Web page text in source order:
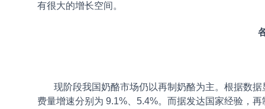
有很大的增长空间。
现阶段我国奶酪市场仍以再制奶酪为主。根据数据
费量增速分别为 9.1%、5.4%。而据发达国家经验，